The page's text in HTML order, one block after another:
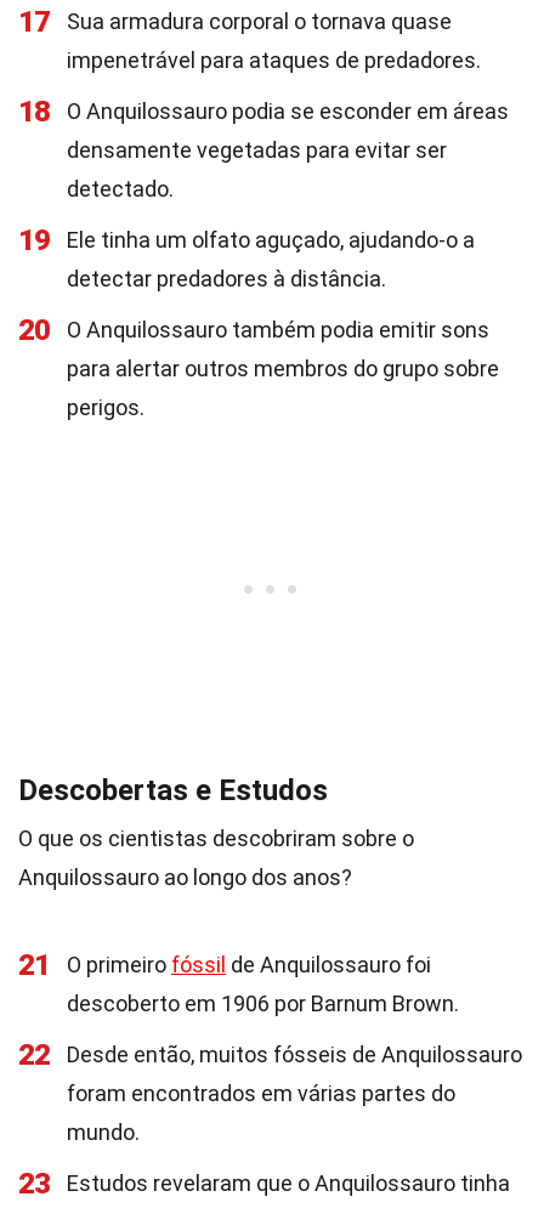
17
Sua armadura corporal o tornava quase
impenetrável para ataques de predadores.
18
O Anquilossauro podia se esconder em áreas
densamente vegetadas para evitar ser
detectado.
19
Ele tinha um olfato aguçado, ajudando-o a
detectar predadores à distância.
20
O Anquilossauro também podia emitir sons
para alertar outros membros do grupo sobre
perigos.
Descobertas e Estudos
O que os cientistas descobriram sobre o
Anquilossauro ao longo dos anos?
21 O primeiro fóssil de Anquilossauro foi
descoberto em 1906 por Barnum Brown.
22
Desde então, muitos fósseis de Anquilossauro
foram encontrados em várias partes do
mundo.
23
Estudos revelaram que o Anquilossauro tinha